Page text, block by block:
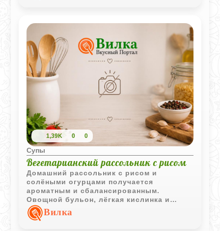
1,39K 0 0
Супы
Вегетарианский рассольник с рисом
Домашний рассольник с рисом и
солёными огурцами получается
ароматным и сбалансированным.
Овощной бульон, лёгкая кислинка и
насыщенный вкус делают этот суп
отличным вариантом для семейного
Вилка